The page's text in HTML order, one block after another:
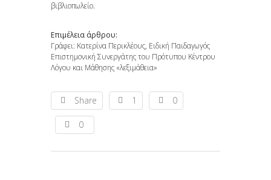
βιβλιοπωλείο.
Επιμέλεια άρθρου:
Γράφει: Κατερίνα Περικλέους, Ειδική Παιδαγωγός
Επιστημονική Συνεργάτης του Πρότυπου Κέντρου
Λόγου και Μάθησης «λεξιμάθεια»
Share 1 0
0